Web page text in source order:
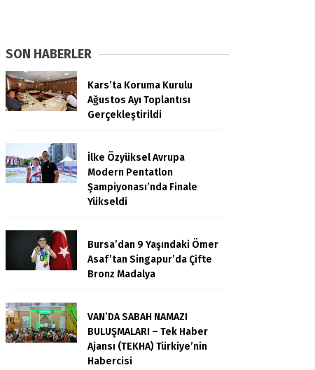
SON HABERLER
Kars’ta Koruma Kurulu
Ağustos Ayı Toplantısı
Gerçekleştirildi
İlke Özyüksel Avrupa
Modern Pentatlon
Şampiyonası’nda Finale
Yükseldi
Bursa’dan 9 Yaşındaki Ömer
Asaf’tan Singapur’da Çifte
Bronz Madalya
VAN’DA SABAH NAMAZI
BULUŞMALARI – Tek Haber
Ajansı (TEKHA) Türkiye’nin
Habercisi